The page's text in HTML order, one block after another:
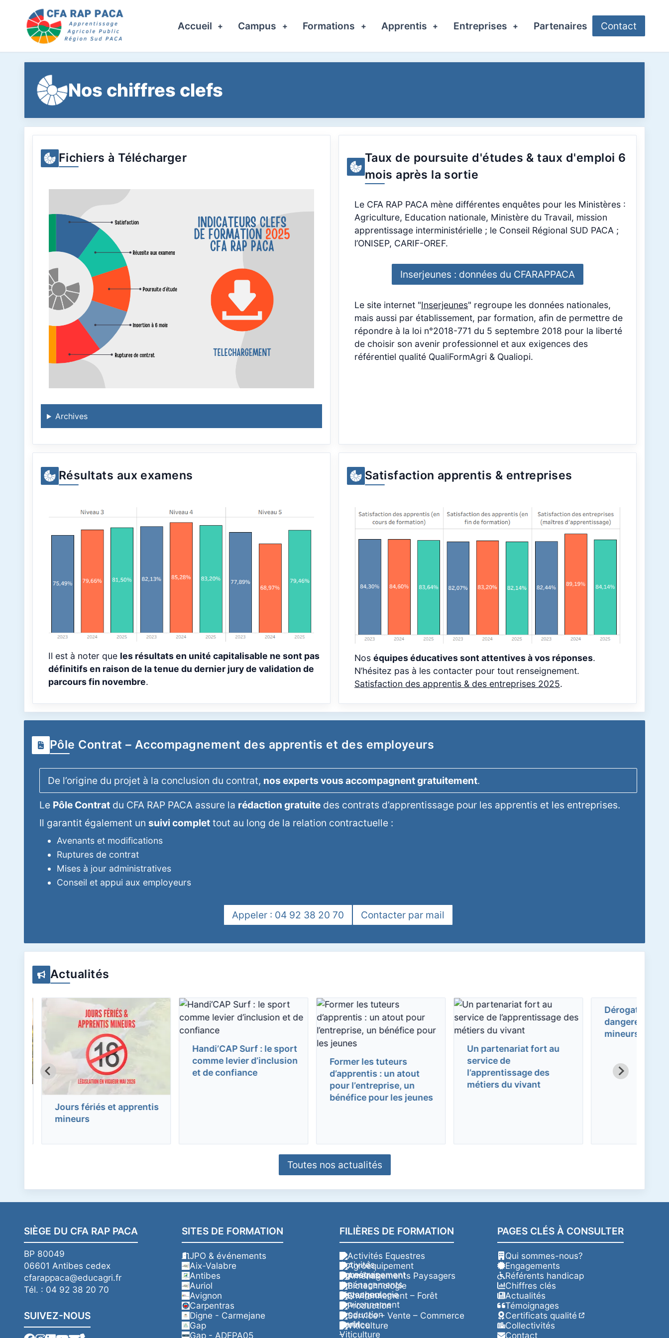
Accueil + Campus + Formations + Apprentis + Entreprises + Partenaires Contact
Nos chiffres clefs
Fichiers à Télécharger
Archives
Taux de poursuite d'études & taux d'emploi 6
mois après la sortie
Le CFA RAP PACA mène différentes enquêtes pour les Ministères :
Agriculture, Education nationale, Ministère du Travail, mission
apprentissage interministérielle ; le Conseil Régional SUD PACA ;
l’ONISEP, CARIF-OREF.
Inserjeunes : données du CFARAPPACA
Le site internet "Inserjeunes" regroupe les données nationales,
mais aussi par établissement, par formation, afin de permettre de
répondre à la loi n°2018-771 du 5 septembre 2018 pour la liberté
de choisir son avenir professionnel et aux exigences des
référentiel qualité QualiFormAgri & Qualiopi.
Résultats aux examens
Il est à noter que les résultats en unité capitalisable ne sont pas
définitifs en raison de la tenue du dernier jury de validation de
parcours fin novembre.
Satisfaction apprentis & entreprises
Nos équipes éducatives sont attentives à vos réponses.
N’hésitez pas à les contacter pour tout renseignement.
Satisfaction des apprentis & des entreprises 2025.
Pôle Contrat – Accompagnement des apprentis et des employeurs
De l’origine du projet à la conclusion du contrat, nos experts vous accompagnent gratuitement.
Le Pôle Contrat du CFA RAP PACA assure la rédaction gratuite des contrats d’apprentissage pour les apprentis et les entreprises.
Il garantit également un suivi complet tout au long de la relation contractuelle :
Avenants et modifications
Ruptures de contrat
Mises à jour administratives
Conseil et appui aux employeurs
Appeler : 04 92 38 20 70 Contacter par mail
Actualités
Jours fériés et apprentis
mineurs
Handi’CAP Surf : le sport
comme levier d’inclusion
et de confiance
Former les tuteurs
d’apprentis : un atout
pour l’entreprise, un
bénéfice pour les jeunes
Un partenariat fort au
service de
l’apprentissage des
métiers du vivant
Dérogation
Toutes nos actualités
SIÈGE DU CFA RAP PACA
BP 80049
06601 Antibes cedex
cfarappaca@educagri.fr
Tél. : 04 92 38 20 70
SUIVEZ-NOUS
SITES DE FORMATION
JPO & événements
Aix-Valabre
Antibes
Auriol
Avignon
Carpentras
Digne - Carmejane
Gap
Gap - ADFPA05
FILIÈRES DE FORMATION
Activités Equestres
Agroéquipement
Aménagements Paysagers
Biotechnologie
Environnement – Forêt
Production
Service – Vente – Commerce
Viticulture
PAGES CLÉS À CONSULTER
Qui sommes-nous?
Engagements
Référents handicap
Chiffres clés
Actualités
Témoignages
Certificats qualité
Collectivités
Contact